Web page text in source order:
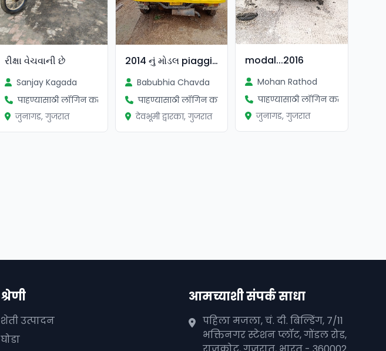
રીક્ષા વેચવાની છે
Sanjay Kagada
पाहण्यासाठी लॉगिन करा
जुनागड, गुजरात
2014 નું મોડલ piaggio
Babubhia Chavda
पाहण्यासाठी लॉगिन करा
देवभूमी द्वारका, गुजरात
modal...2016
Mohan Rathod
पाहण्यासाठी लॉगिन करा
जुनागड, गुजरात
श्रेणी
शेती उत्पादन
घोडा
आमच्याशी संपर्क साधा
पहिला मजला, चं. दी. बिल्डिंग, 7/11
भक्तिनगर स्टेशन प्लॉट, गोंडल रोड,